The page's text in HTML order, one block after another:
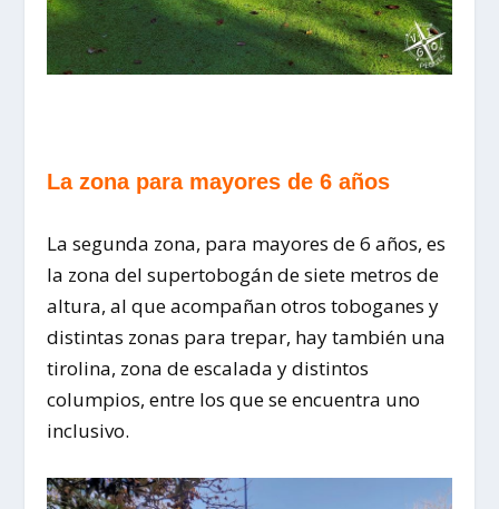
La zona para mayores de 6 años
La segunda zona, para mayores de 6 años, es
la zona del supertobogán de siete metros de
altura, al que acompañan otros toboganes y
distintas zonas para trepar, hay también una
tirolina, zona de escalada y distintos
columpios, entre los que se encuentra uno
inclusivo.